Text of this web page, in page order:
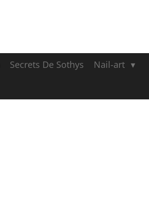
Secrets De Sothys Nail-art